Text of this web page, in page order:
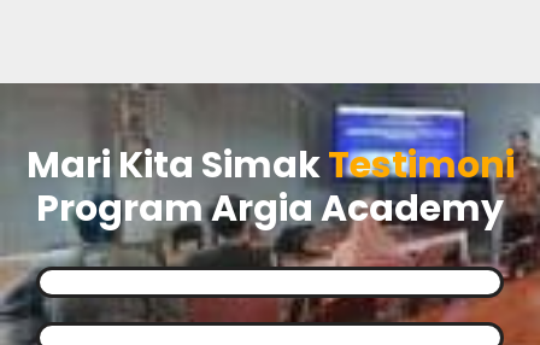
Mari Kita SimakTestimoni
Program Argia Academy